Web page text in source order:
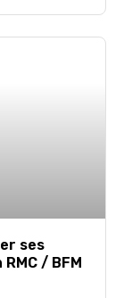
ses
/ BFM